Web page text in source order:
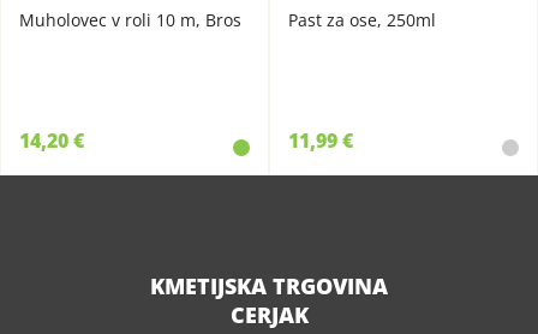
Muholovec v roli 10 m, Bros
14,20 €
Past za ose, 250ml
11,99 €
KMETIJSKA TRGOVINA
CERJAK